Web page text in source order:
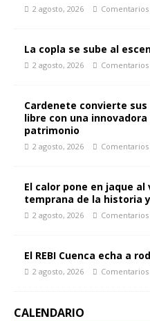
2 agosto, 2026
La copla se sube al
2 agosto, 2026
Cardenete convierte
libre con una
patrimonio
2 agosto, 2026
El calor pone en jaque
temprana de la historia
2 agosto, 2026
El REBI Cuenca echa a
2 agosto, 2026
CALENDARIO